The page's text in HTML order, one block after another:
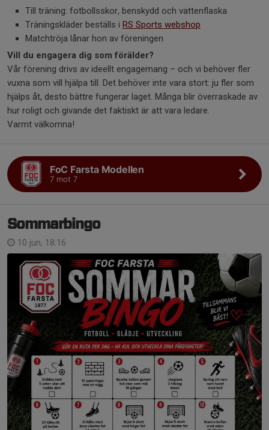
Till träning: fotbollsskor, benskydd och vattenflaska
Träningskläder beställs i RS Sports webshop
Matchtröja lånar hon av föreningen
Vill du engagera dig som förälder?
Vår förening drivs av ideellt engagemang – och vi behöver fler
vuxna som vill hjälpa till. Det behöver inte vara stort: ju fler som
hjälps åt, desto bättre fungerar laget. Många blir överraskade av
hur roligt och givande det faktiskt är att vara ledare.
Varmt välkomna!
FoC Farsta Modellen
7 mot 7
Sommarbingo
10 jun, 18:16